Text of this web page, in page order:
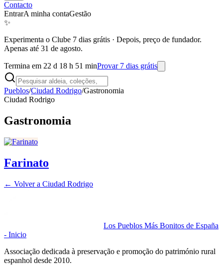
Contacto
EntrarA minha contaGestão
✨
Experimenta o Clube 7 dias grátis · Depois, preço de fundador.
Apenas até 31 de agosto.
Termina em 22 d 18 h 51 minProvar 7 dias grátis
Pueblos/Ciudad Rodrigo/Gastronomia
Ciudad Rodrigo
Gastronomia
Farinato
← Volver a Ciudad Rodrigo
Los Pueblos Más Bonitos de España
- Inicio
Associação dedicada à preservação e promoção do património rural
espanhol desde 2010.